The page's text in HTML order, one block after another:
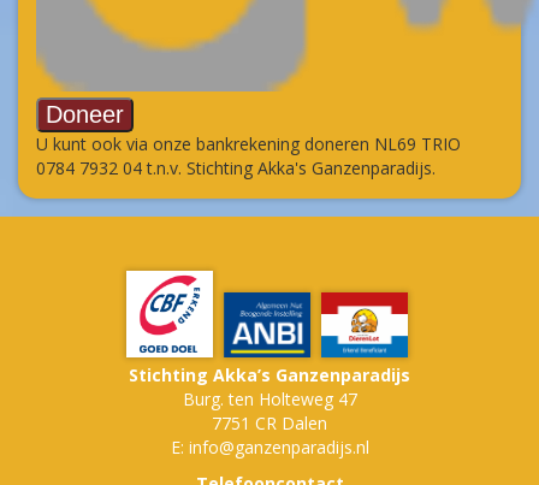
U kunt ook via onze bankrekening doneren NL69 TRIO
0784 7932 04 t.n.v. Stichting Akka's Ganzenparadijs.
Stichting Akka’s Ganzenparadijs
Burg. ten Holteweg 47
7751 CR Dalen
E: info@ganzenparadijs.nl